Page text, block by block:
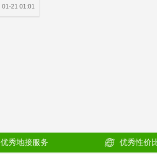
01-21 01:01
优秀地接服务 优秀性价